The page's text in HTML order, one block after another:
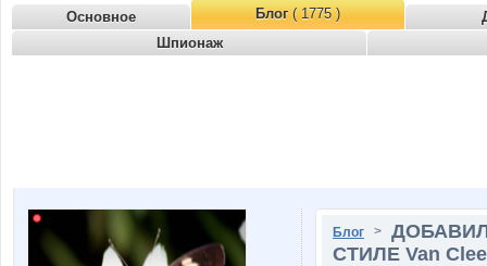
Основное Блог( 1775 )
Шпионаж
Блог >
СТИЛЕ Van